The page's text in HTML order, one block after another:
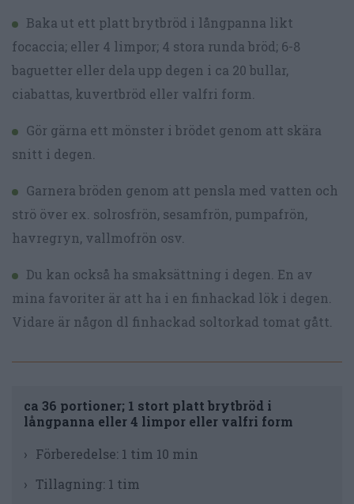
Baka ut ett platt brytbröd i långpanna likt
focaccia; eller 4 limpor; 4 stora runda bröd; 6-8
baguetter eller dela upp degen i ca 20 bullar,
ciabattas, kuvertbröd eller valfri form.
Gör gärna ett mönster i brödet genom att skära
snitt i degen.
Garnera bröden genom att pensla med vatten och
strö över ex. solrosfrön, sesamfrön, pumpafrön,
havregryn, vallmofrön osv.
Du kan också ha smaksättning i degen. En av
mina favoriter är att ha i en finhackad lök i degen.
Vidare är någon dl finhackad soltorkad tomat gått.
ca 36 portioner; 1 stort platt brytbröd i
långpanna eller 4 limpor eller valfri form
Förberedelse: 1 tim 10 min
Tillagning: 1 tim